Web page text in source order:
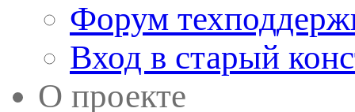
Форум
Вход в старый
О проекте